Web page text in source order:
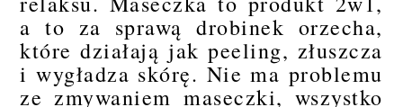
a to za sprawą drobinek orzecha,
które działają jak peeling, złuszcza
i wygładza skórę. Nie ma problemu
ze zmywaniem maseczki, wszystko